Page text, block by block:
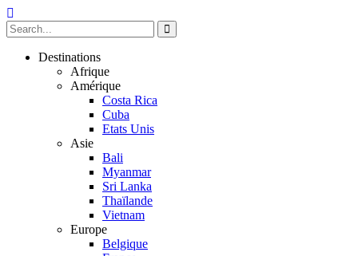
Destinations
Afrique
Amérique
Costa Rica
Cuba
Etats Unis
Asie
Bali
Myanmar
Sri Lanka
Thaïlande
Vietnam
Europe
Belgique